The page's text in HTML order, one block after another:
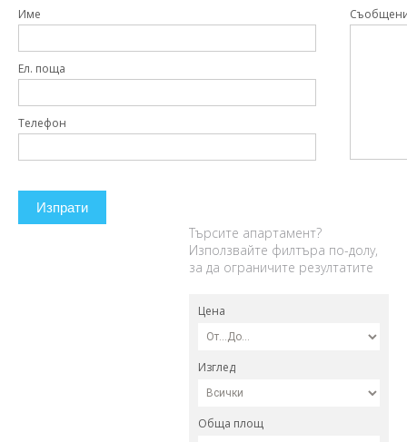
Име
Ел. поща
Телефон
Изпрати
Търсите апартамент?
Използвайте филтъра по-долу,
за да ограничите резултатите
Цена
Изглед
Обща площ